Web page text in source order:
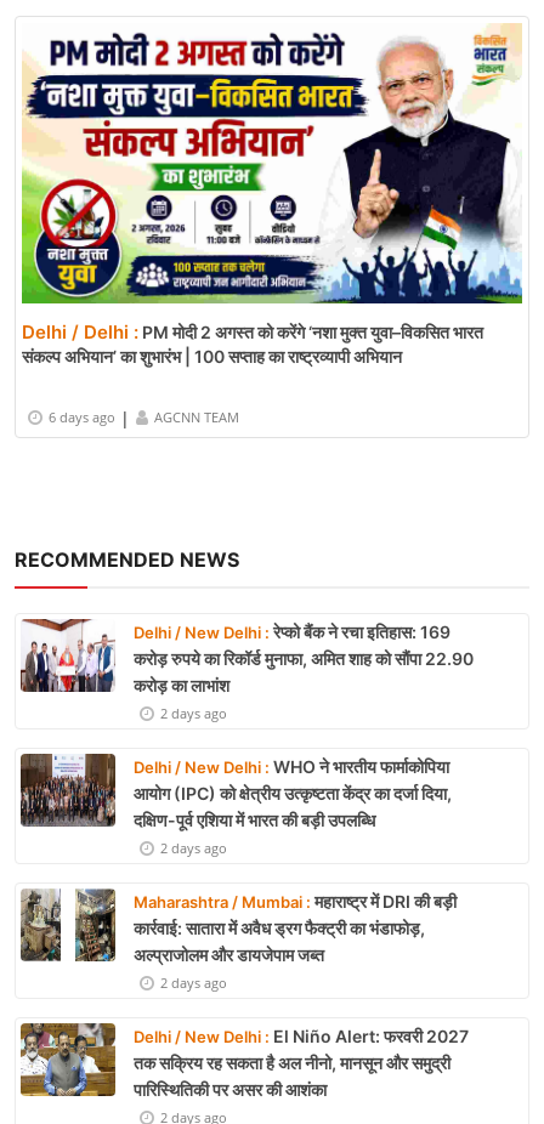
RECOMMENDED NEWS
Delhi / New Delhi :रेप्को बैंक ने रचा इतिहास: 169
करोड़ रुपये का रिकॉर्ड मुनाफा, अमित शाह को सौंपा 22.90
करोड़ का लाभांश
2 days ago
Delhi / New Delhi : WHO ने भारतीय फार्माकोपिया
आयोग (IPC) को क्षेत्रीय उत्कृष्टता केंद्र का दर्जा दिया,
दक्षिण-पूर्व एशिया में भारत की बड़ी उपलब्धि
2 days ago
Maharashtra / Mumbai :महाराष्ट्र में DRI की बड़ी
कार्रवाई: सातारा में अवैध ड्रग फैक्ट्री का भंडाफोड़,
अल्प्राजोलम और डायजेपाम जब्त
2 days ago
Delhi / New Delhi : El Niño Alert: फरवरी 2027
तक सक्रिय रह सकता है अल नीनो, मानसून और समुद्री
पारिस्थितिकी पर असर की आशंका
2 days ago
Delhi / Delhi : PM मोदी 2 अगस्त को करेंगे ‘नशा मुक्त युवा–विकसित भारत
संकल्प अभियान’ का शुभारंभ | 100 सप्ताह का राष्ट्रव्यापी अभियान
6 days ago | AGCNN TEAM